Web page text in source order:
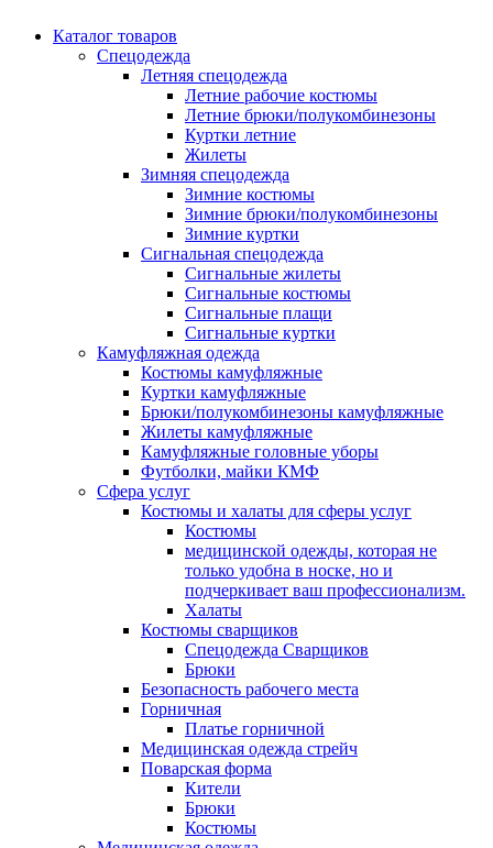
Каталог товаров
Спецодежда
Летняя спецодежда
Летние рабочие костюмы
Летние брюки/полукомбинезоны
Куртки летние
Жилеты
Зимняя спецодежда
Зимние костюмы
Зимние брюки/полукомбинезоны
Зимние куртки
Сигнальная спецодежда
Сигнальные жилеты
Сигнальные костюмы
Сигнальные плащи
Сигнальные куртки
Камуфляжная одежда
Костюмы камуфляжные
Куртки камуфляжные
Брюки/полукомбинезоны камуфляжные
Жилеты камуфляжные
Камуфляжные головные уборы
Футболки, майки КМФ
Сфера услуг
Костюмы и халаты для сферы услуг
Костюмы
медицинской одежды, которая не
только удобна в носке, но и
подчеркивает ваш профессионализм.
Халаты
Костюмы сварщиков
Спецодежда Сварщиков
Брюки
Безопасность рабочего места
Горничная
Платье горничной
Медицинская одежда стрейч
Поварская форма
Кители
Брюки
Костюмы